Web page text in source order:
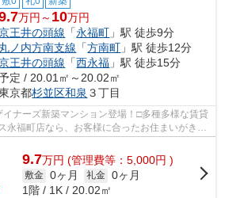
万円～ 10万円
王井の頭線 「永福町 」駅 徒歩9分
丸ノ内方南支線 「方南町 」駅 徒歩12分
王井の頭線 「西永福 」駅 徒歩15分
定 / 20.01㎡～20.02㎡
京都杉並区和泉 ３丁目
ナーズ新築マンション登場！□多種多様な賃貸
永福町店なら、お客様に合ったお住まいがきっ
3327-7774...
9.7万円 (管理費等：5,000円 )
敷金 0ヶ月 礼金 0ヶ月
1階 / 1K / 20.02㎡